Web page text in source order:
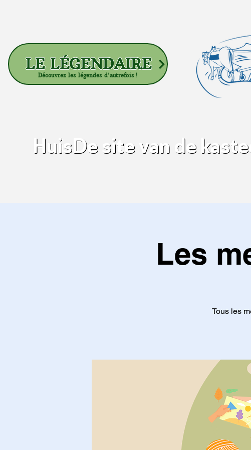
HuisDe site van de
LE LÉGENDAIRE
Découvrez les légendes d'autrefois !
Les
Tous les